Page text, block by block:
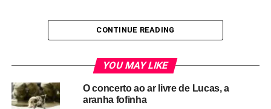
CONTINUE READING
YOU MAY LIKE
O concerto ao ar livre de Lucas, a
aranha fofinha